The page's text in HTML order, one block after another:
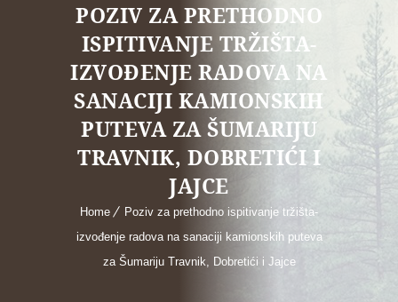
POZIV ZA PRETHODNO
ISPITIVANJE TRŽIŠTA-
IZVOĐENJE RADOVA NA
SANACIJI KAMIONSKIH
PUTEVA ZA ŠUMARIJU
TRAVNIK, DOBRETIĆI I
JAJCE
Home
Poziv za prethodno ispitivanje tržišta-
izvođenje radova na sanaciji kamionskih puteva
za Šumariju Travnik, Dobretići i Jajce